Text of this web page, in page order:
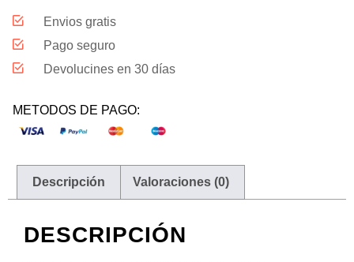
Envios gratis
Pago seguro
Devolucines en 30 días
METODOS DE PAGO:
Descripción Valoraciones (0)
DESCRIPCIÓN